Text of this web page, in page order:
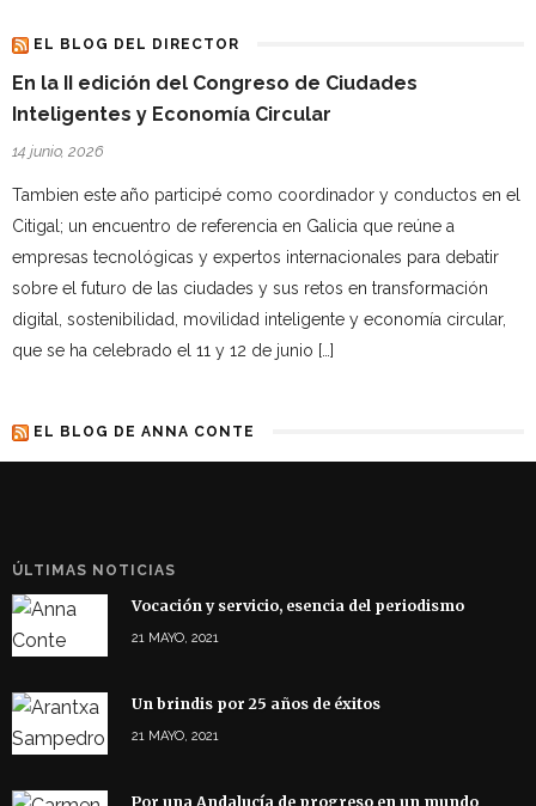
EL BLOG DEL DIRECTOR
En la II edición del Congreso de Ciudades
Inteligentes y Economía Circular
14 junio, 2026
Tambien este año participé como coordinador y conductos en el
Citigal; un encuentro de referencia en Galicia que reúne a
empresas tecnológicas y expertos internacionales para debatir
sobre el futuro de las ciudades y sus retos en transformación
digital, sostenibilidad, movilidad inteligente y economía circular,
que se ha celebrado el 11 y 12 de junio […]
EL BLOG DE ANNA CONTE
ÚLTIMAS NOTICIAS
Vocación y servicio, esencia del periodismo
21 MAYO, 2021
Un brindis por 25 años de éxitos
21 MAYO, 2021
Por una Andalucía de progreso en un mundo